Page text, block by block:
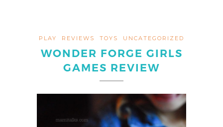
PLAY REVIEWS TOYS UNCATEGORIZED
WONDER FORGE GIRLS
GAMES REVIEW